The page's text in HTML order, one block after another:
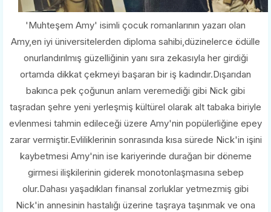
'Muhteşem Amy' isimli çocuk romanlarının yazarı olan
Amy,en iyi üniversitelerden diploma sahibi,düzinelerce ödülle
onurlandırılmış güzelliğinin yanı sıra zekasıyla her girdiği
ortamda dikkat çekmeyi başaran bir iş kadındır.Dışarıdan
bakınca pek çoğunun anlam veremediği gibi Nick gibi
taşradan şehre yeni yerleşmiş kültürel olarak alt tabaka biriyle
evlenmesi tahmin edileceği üzere Amy'nin popülerliğine epey
zarar vermiştir.Evliliklerinin sonrasında kısa sürede Nick'in işini
kaybetmesi Amy'nin ise kariyerinde durağan bir döneme
girmesi ilişkilerinin giderek monotonlaşmasına sebep
olur.Dahası yaşadıkları finansal zorluklar yetmezmiş gibi
Nick'in annesinin hastalığı üzerine taşraya taşınmak ve ona